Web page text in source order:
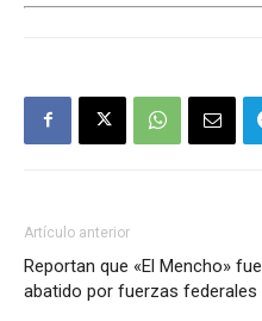
Artículo anterior
Reportan que «El Mencho» fue
abatido por fuerzas federales